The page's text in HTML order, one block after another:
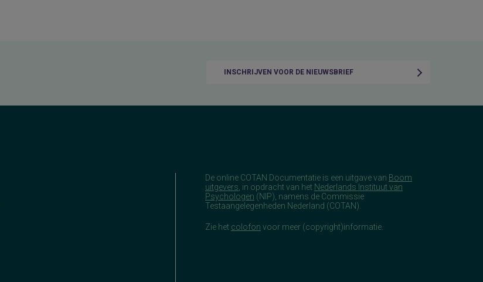
INSCHRIJVEN VOOR DE NIEUWSBRIEF
De online COTAN Documentatie is een uitgave van Boom
uitgevers , in opdracht van het Nederlands Instituut van
Psychologen (NIP), namens de Commissie
Testaangelegenheden Nederland (COTAN).
Zie het colofon voor meer (copyright)informatie.